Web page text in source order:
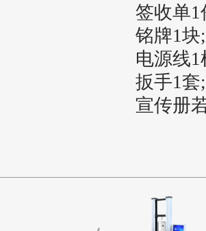
签收单1
铭牌1块;
电源线1
扳手1套;
宣传册